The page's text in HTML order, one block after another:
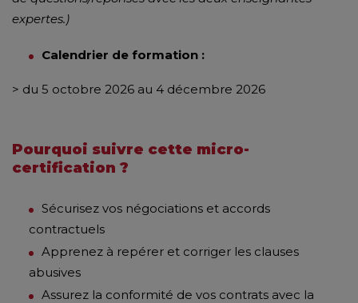
expertes.)
Calendrier de formation :
> du 5 octobre 2026 au 4 décembre 2026
Pourquoi suivre cette micro-
certification ?
Sécurisez vos négociations et accords
contractuels
Apprenez à repérer et corriger les clauses
abusives
Assurez la conformité de vos contrats avec la